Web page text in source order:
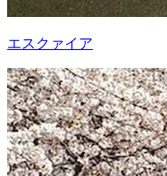
エスクァイア